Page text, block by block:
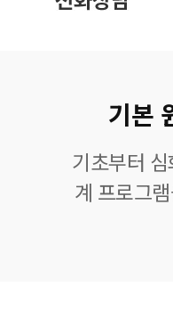
기본
기초부터
계 프로그